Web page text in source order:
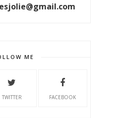
ME
TWITTER FACEBOOK